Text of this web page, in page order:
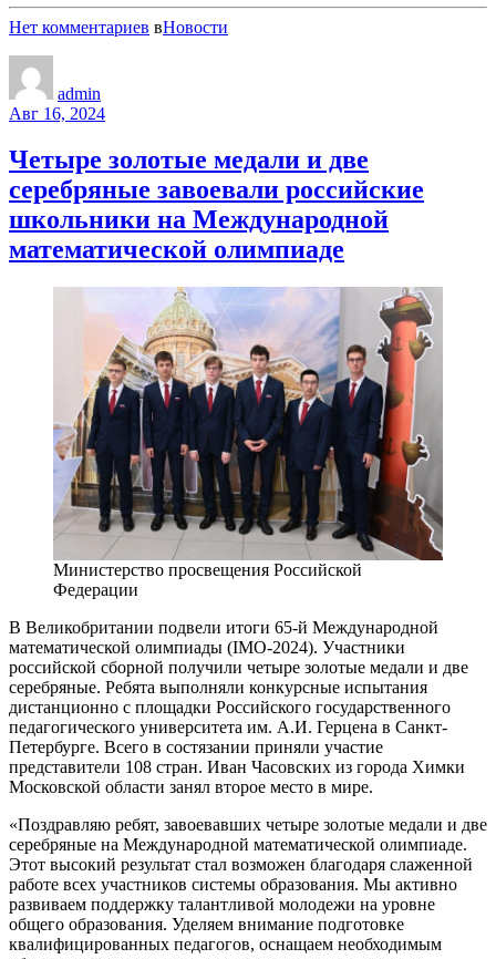
Нет комментариев вНовости
admin
Авг 16, 2024
Четыре золотые медали и две
серебряные завоевали российские
школьники на Международной
математической олимпиаде
Министерство просвещения Российской
Федерации
В Великобритании подвели итоги 65-й Международной
математической олимпиады (IMO-2024). Участники
российской сборной получили четыре золотые медали и две
серебряные. Ребята выполняли конкурсные испытания
дистанционно с площадки Российского государственного
педагогического университета им. А.И. Герцена в Санкт-
Петербурге. Всего в состязании приняли участие
представители 108 стран. Иван Часовских из города Химки
Московской области занял второе место в мире.
«Поздравляю ребят, завоевавших четыре золотые медали и две
серебряные на Международной математической олимпиаде.
Этот высокий результат стал возможен благодаря слаженной
работе всех участников системы образования. Мы активно
развиваем поддержку талантливой молодежи на уровне
общего образования. Уделяем внимание подготовке
квалифицированных педагогов, оснащаем необходимым